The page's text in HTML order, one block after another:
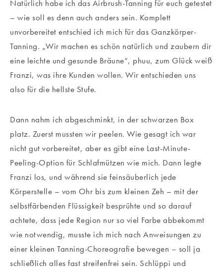
Natürlich habe ich das Airbrush-Tanning für euch getestet
– wie soll es denn auch anders sein. Komplett
unvorbereitet entschied ich mich für das Ganzkörper-
Tanning. „Wir machen es schön natürlich und zaubern dir
eine leichte und gesunde Bräune“, phuu, zum Glück weiß
Franzi, was ihre Kunden wollen. Wir entschieden uns
also für die hellste Stufe.
Dann nahm ich abgeschminkt, in der schwarzen Box
platz. Zuerst mussten wir peelen. Wie gesagt ich war
nicht gut vorbereitet, aber es gibt eine Last-Minute-
Peeling-Option für Schlafmützen wie mich. Dann legte
Franzi los, und während sie feinsäuberlich jede
Körperstelle – vom Ohr bis zum kleinen Zeh – mit der
selbstfärbenden Flüssigkeit besprühte und so darauf
achtete, dass jede Region nur so viel Farbe abbekommt
wie notwendig, musste ich mich nach Anweisungen zu
einer kleinen Tanning-Choreografie bewegen – soll ja
schließlich alles fast streifenfrei sein. Schlüppi und